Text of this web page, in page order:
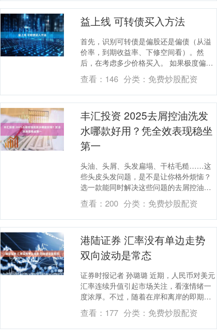
益上线 可转债买入方法
首先，识别可转债是偏股还是偏债（从溢
价率，到期收益率、下修空间看）。然
后，在考虑多少价格买入。 如果极度偏股
（溢价小于0，到期收益率负得很多），就
按股票逻辑选择....
查看： 146 分类： 免费炒股配资
丰汇投资 2025去屑控油洗发
水哪款好用？凭全效表现稳坐
第一
头油、头屑、头发扁塌、干枯毛糙……这
些头皮头发问题，是不是让你格外烦恼？
选一款能同时解决这些问题的去屑控油洗
发水，成为很多人的迫切需求。我们从去
屑效果、控油时长....
查看：200 分类： 免费炒股配资
港陆证券 汇率没有单边走势
双向波动是常态
证券时报记者 ​孙璐璐 近期，人民币对美元
汇率连续升值引起市场关注，看涨情绪一
度浓厚。不过，随着在岸和离岸的即期价
格在7.0这一关键点位“拉锯”，市场对后市
人民....
查看： 177 分类： 免费炒股配资